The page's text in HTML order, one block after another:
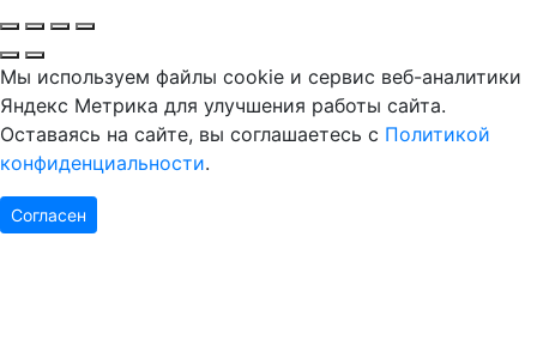
Мы используем файлы cookie и сервис веб-аналитики
Яндекс Метрика для улучшения работы сайта.
Оставаясь на сайте, вы соглашаетесь с Политикой
конфиденциальности.
Согласен